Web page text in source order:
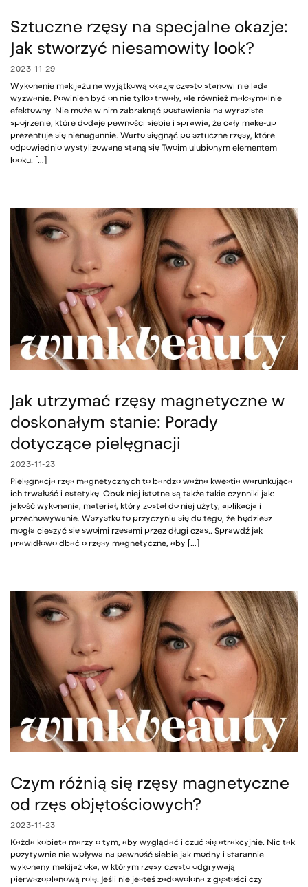
Sztuczne rzęsy na specjalne okazje:
Jak stworzyć niesamowity look?
2023-11-29
Wykonanie makijażu na wyjątkową okazję często stanowi nie lada
wyzwanie. Powinien być on nie tylko trwały, ale również maksymalnie
efektowny. Nie może w nim zabraknąć postawienia na wyraziste
spojrzenie, które dodaje pewności siebie i sprawia, że cały make-up
prezentuje się nienagannie. Warto sięgnąć po sztuczne rzęsy, które
odpowiednio wystylizowane staną się Twoim ulubionym elementem
looku. […]
Jak utrzymać rzęsy magnetyczne w
doskonałym stanie: Porady
dotyczące pielęgnacji
2023-11-23
Pielęgnacja rzęs magnetycznych to bardzo ważna kwestia warunkująca
ich trwałość i estetykę. Obok niej istotne są także takie czynniki jak:
jakość wykonania, materiał, który został do niej użyty, aplikacja i
przechowywanie. Wszystko to przyczynia się do tego, że będziesz
mogła cieszyć się swoimi rzęsami przez długi czas.. Sprawdź jak
prawidłowo dbać o rzęsy magnetyczne, aby […]
Czym różnią się rzęsy magnetyczne
od rzęs objętościowych?
2023-11-23
Każda kobieta marzy o tym, aby wyglądać i czuć się atrakcyjnie. Nic tak
pozytywnie nie wpływa na pewność siebie jak modny i starannie
wykonany makijaż oka, w którym rzęsy często odgrywają
pierwszoplanową rolę. Jeśli nie jesteś zadowolona z gęstości czy